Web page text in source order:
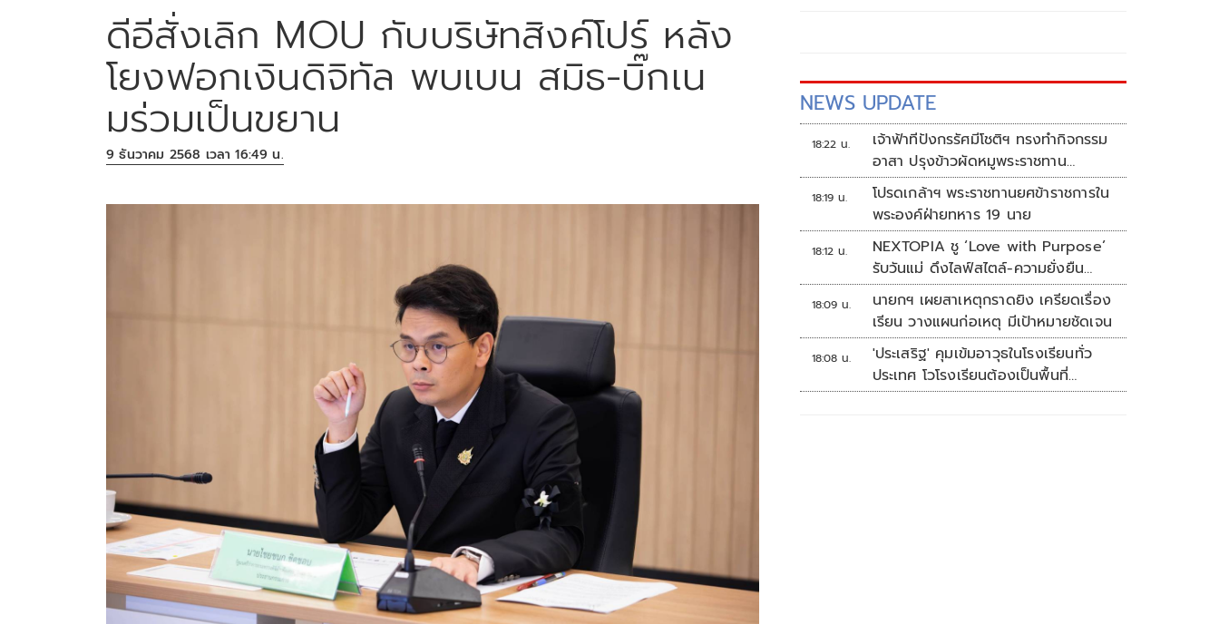
ดีอีสั่งเลิก MOU กับบริษัทสิงค์โปร์ หลัง
โยงฟอกเงินดิจิทัล พบเบน สมิธ-บิ๊กเน
มร่วมเป็นขยาน
9 ธันวาคม 2568 เวลา 16:49 น.
NEWS UPDATE
18:22 น.
เจ้าฟ้าทีปังกรรัศมีโชติฯ ทรงทำกิจกรรม
อาสา ปรุงข้าวผัดหมูพระราชทาน
ประชาชน
18:19 น.
โปรดเกล้าฯ พระราชทานยศข้าราชการใน
พระองค์ฝ่ายทหาร 19 นาย
18:12 น.
NEXTOPIA ชู ‘Love with Purpose’
รับวันแม่ ดึงไลฟ์สไตล์-ความยั่งยืน
สร้างประสบการณ์ช้อปปิงมีความหมาย
18:09 น.
นายกฯ เผยสาเหตุกราดยิง เครียดเรื่อง
เรียน วางแผนก่อเหตุ มีเป้าหมายชัดเจน
18:08 น.
'ประเสริฐ' คุมเข้มอาวุธในโรงเรียนทั่ว
ประเทศ โวโรงเรียนต้องเป็นพื้นที่
ปลอดภัย